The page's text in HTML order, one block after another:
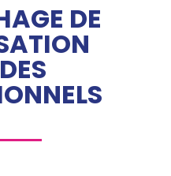
DE